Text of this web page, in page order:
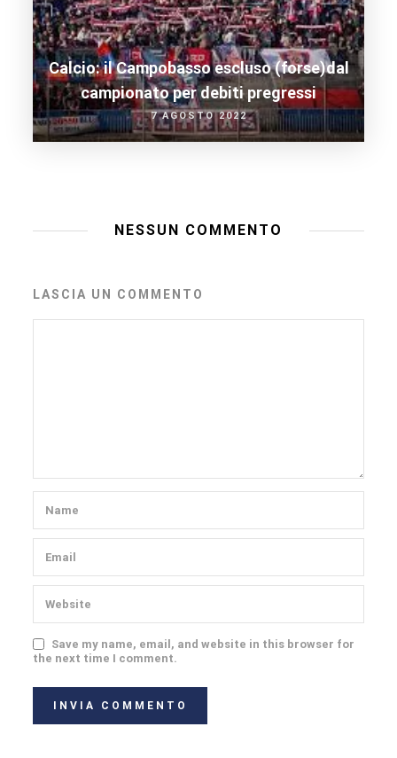
Calcio: il Campobasso escluso (forse)dal
campionato per debiti pregressi
7 AGOSTO 2022
NESSUN COMMENTO
LASCIA UN COMMENTO
Save my name, email, and website in this browser for
the next time I comment.